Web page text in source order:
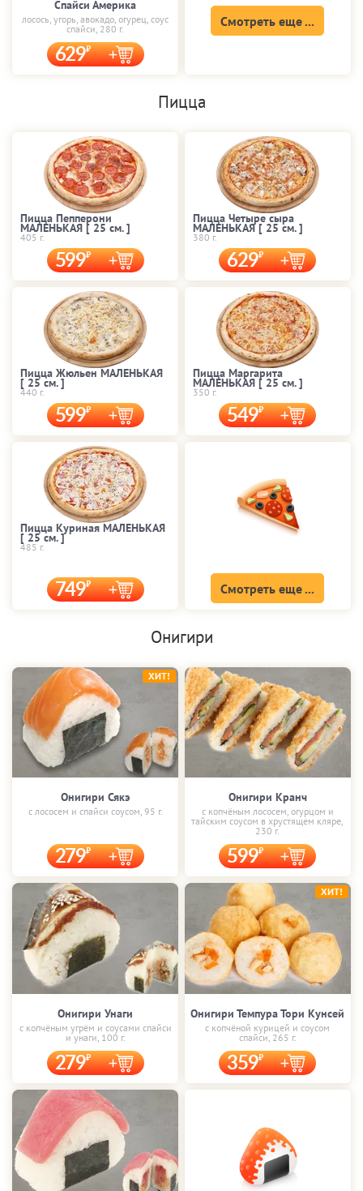
Спайси Америка
лосось, угорь, авокадо, огурец, соус
спайси, 280 г.
629
Смотреть еще ...
Пицца
Пицца Пепперони
МАЛЕНЬКАЯ [ 25 cм. ]
405 г.
599
Пицца Четыре сыра
МАЛЕНЬКАЯ [ 25 cм. ]
380 г.
629
Пицца Жюльен МАЛЕНЬКАЯ
[ 25 cм. ]
440 г.
599
Пицца Маргарита
МАЛЕНЬКАЯ [ 25 cм. ]
350 г.
549
Пицца Куриная МАЛЕНЬКАЯ
[ 25 cм. ]
485 г.
749 Смотреть еще ...
Онигири
Онигири Сякэ
с лососем и спайси соусом, 95 г.
279
ХИТ!
Онигири Кранч
с копчёным лососем, огурцом и
тайским соусом в хрустящем кляре,
230 г.
599
Онигири Унаги
с копчёным угрём и соусами спайси
и унаги, 100 г.
279
Онигири Темпура Тори Кунсей
с копчёной курицей и соусом
спайси, 265 г.
359
ХИТ!